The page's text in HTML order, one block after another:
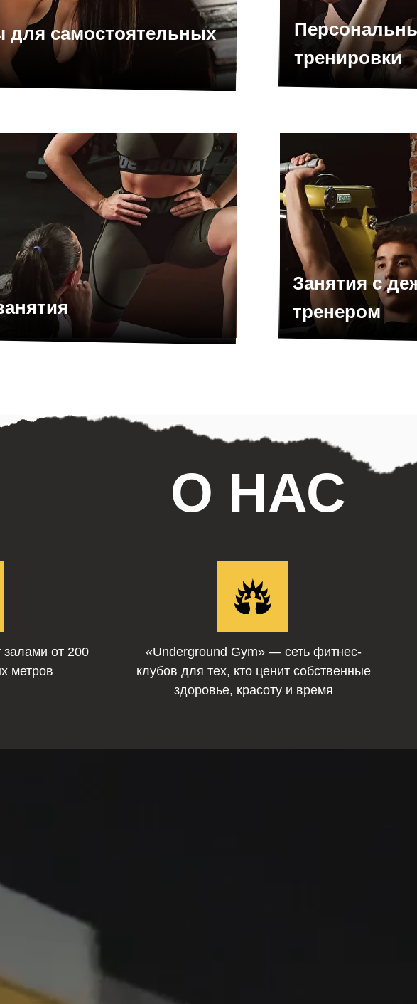
для самостоятельных
тренировки
Занятия с
тренером
О НАС
залами от 200
метров
«Underground Gym» — сеть фитнес-
клубов для тех, кто ценит собственные
здоровье, красоту и время